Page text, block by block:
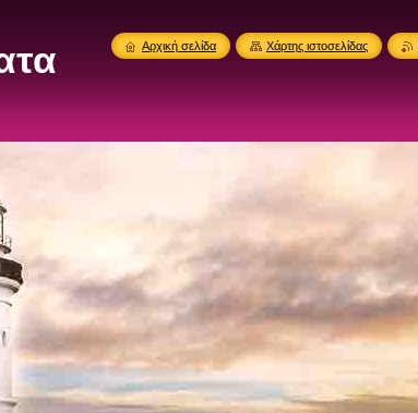
Αρχική σελίδα Χάρτης ιστοσελίδας